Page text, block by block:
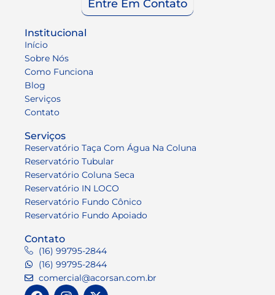
Entre Em Contato
Institucional
Início
Sobre Nós
Como Funciona
Blog
Serviços
Contato
Serviços
Reservatório Taça Com Água Na Coluna
Reservatório Tubular
Reservatório Coluna Seca
Reservatório IN LOCO
Reservatório Fundo Cônico
Reservatório Fundo Apoiado
Contato
(16) 99795-2844
(16) 99795-2844
comercial@acorsan.com.br